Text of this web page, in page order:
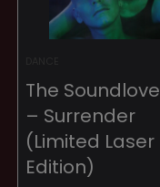
The
– Surrender
(Limited Laser
Edition)